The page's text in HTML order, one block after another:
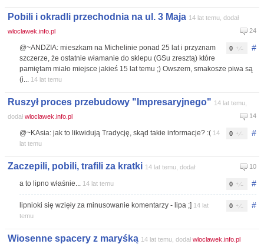
Pobili i okradli przechodnia na ul. 3 Maja 14 lat temu, dodał
wloclawek.info.pl
24
#
0
@~ANDZIA: mieszkam na Michelinie ponad 25 lat i przyznam
szczerze, że ostatnie włamanie do sklepu (GSu zresztą) które
pamiętam miało miejsce jakieś 15 lat temu ;) Owszem, smakosze piwa są
(i... 14 lat temu
Ruszył proces przebudowy "Impresaryjnego" 14 lat temu,
dodał wloclawek.info.pl 14
#
0
@~KAsia: jak to likwidują Tradycję, skąd takie informacje? :( 14
lat temu
Zaczepili, pobili, trafili za kratki 14 lat temu, dodał 10
#
0
a to lipno właśnie... 14 lat temu
#
0
lipnioki się wzięły za minusowanie komentarzy - lipa ;] 14 lat
temu
Wiosenne spacery z maryśką 14 lat temu, dodał wloclawek.info.pl